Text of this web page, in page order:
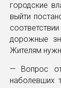
городские
выйти
дорожные
Жителям
— Вопрос
наболевших